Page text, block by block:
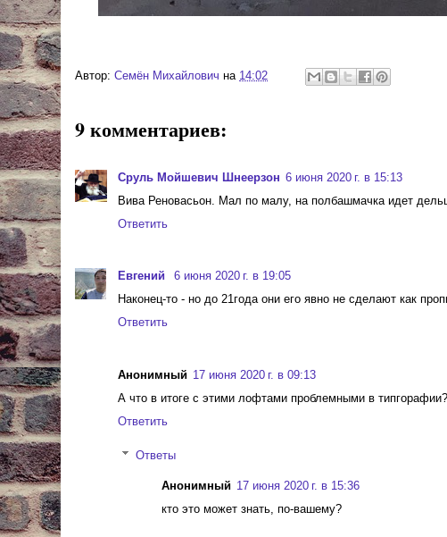
Автор: Cемён Михайлович на 14:02
9 комментариев:
Сруль Мойшевич Шнеерзон 6 июня 2020 г. в 15:13
Вива Реновасьон. Мал по малу, на полбашмачка идет
Ответить
Евгений
6 июня 2020 г. в 19:05
Наконец-то - но до 21года они его явно не сделают как
Ответить
Анонимный 17 июня 2020 г. в 09:13
А что в итоге с этими лофтами проблемными в
Ответить
Ответы
Анонимный 17 июня 2020 г. в 15:36
кто это может знать, по-вашему?